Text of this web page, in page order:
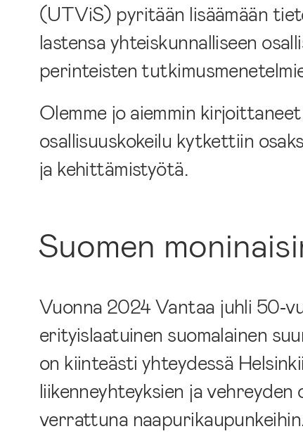
(UTViS) pyritään lisäämään
lastensa yhteiskunnalliseen
perinteisten
Olemme jo aiemmin kirjoittaneet
osallisuuskokeilu kytkettiin
ja kehittämistyötä.
Suomen
Vuonna 2024 Vantaa juhli
erityislaatuinen suomalainen
on kiinteästi yhteydessä
liikenneyhteyksien ja vehreyden
verrattuna